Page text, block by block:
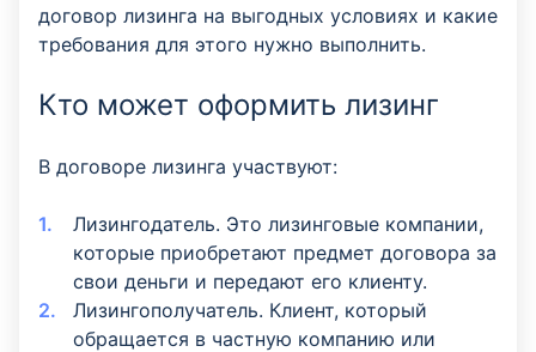
договор лизинга на выгодных условиях и какие
требования для этого нужно выполнить.
Кто может оформить лизинг
В договоре лизинга участвуют:
Лизингодатель. Это лизинговые компании,
которые приобретают предмет договора за
свои деньги и передают его клиенту.
Лизингополучатель. Клиент, который
обращается в частную компанию или